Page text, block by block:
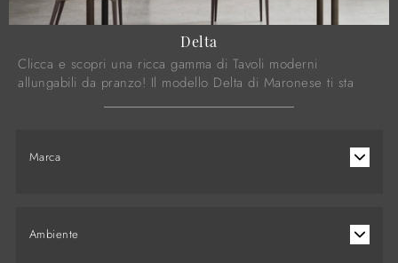
Marca
Ambiente
Delta
Clicca e scopri una ricca gamma di Tavoli moderni
allungabili da pranzo! Il modello Delta di Maronese ti sta